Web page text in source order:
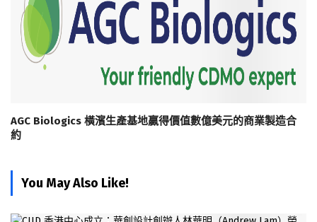
AGC Biologics 橫濱生產基地贏得價值數億美元的商業製造合
約
You May Also Like!